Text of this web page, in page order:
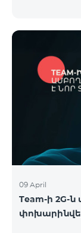
09 April
Team-ի 2G-